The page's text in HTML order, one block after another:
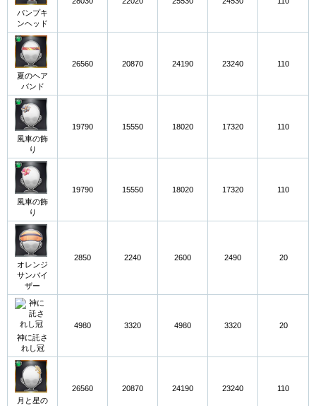
パンプキ
ンヘッド
夏のヘア
バンド
26560 20870 24190 23240 110
風車の飾
り
19790 15550 18020 17320 110
風車の飾
り
19790 15550 18020 17320 110
オレンジ
サンバイ
ザー
2850 2240 2600 2490 20
神に託さ
れし冠
4980 3320 4980 3320 20
月と星の
26560 20870 24190 23240 110